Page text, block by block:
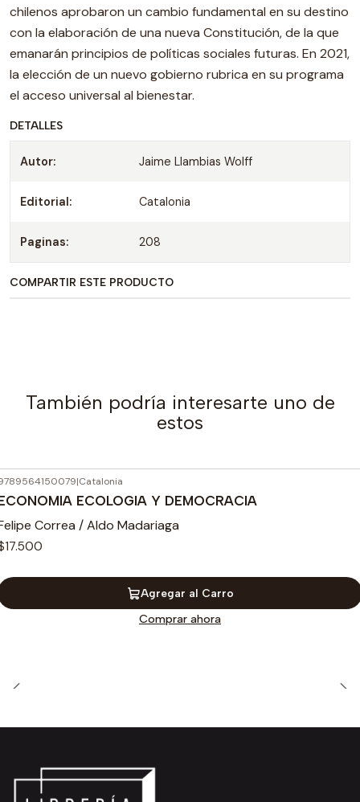
chilenos aprobaron un cambio fundamental en su destino
con la elaboración de una nueva Constitución, de la que
emanarán principios de políticas sociales futuras. En 2021,
la elección de un nuevo gobierno rubrica en su programa
el acceso universal al bienestar.
DETALLES
Autor: Jaime Llambias Wolff
Editorial: Catalonia
Paginas: 208
COMPARTIR ESTE PRODUCTO
También podría interesarte uno de
estos
|Catalonia
ECOLOGIA Y DEMOCRACIA
Correa / Aldo Madariaga
Agregar al Carro
Comprar ahora